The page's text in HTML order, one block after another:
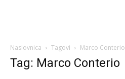
Naslovnica Tagovi Marco Conterio
Tag: Marco Conterio